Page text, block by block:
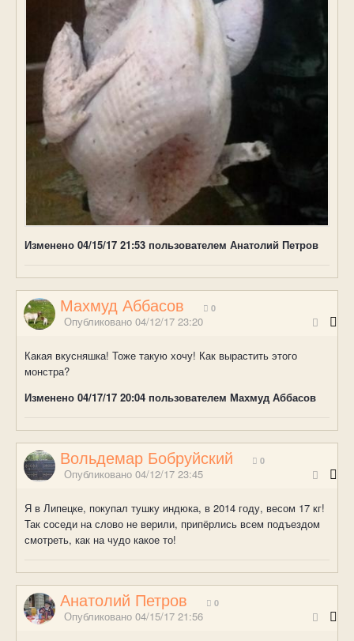
Изменено 04/15/17 21:53 пользователем Анатолий Петров
Махмуд Аббасов 0
Опубликовано 04/12/17 23:20
Какая вкусняшка! Тоже такую хочу! Как вырастить этого
монстра?
Изменено 04/17/17 20:04 пользователем Махмуд Аббасов
Вольдемар Бобруйский 0
Опубликовано 04/12/17 23:45
Я в Липецке, покупал тушку индюка, в 2014 году, весом 17 кг!
Так соседи на слово не верили, припёрлись всем подъездом
смотреть, как на чудо какое то!
Анатолий Петров 0
Опубликовано 04/15/17 21:56